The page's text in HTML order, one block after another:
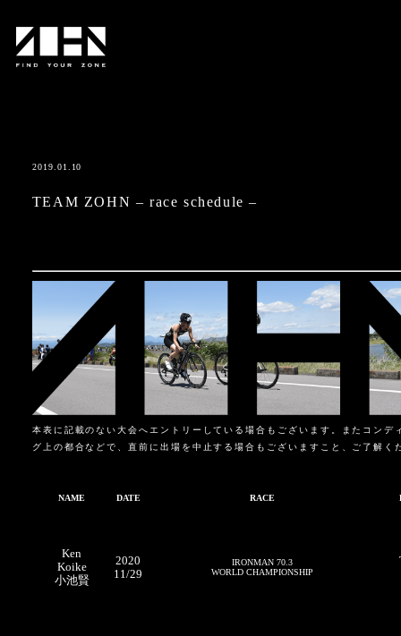
2019.01.10
TEAM ZOHN – race schedule –
本表に記載のない大会へエントリーしている場合もございます。またコンデ
グ上の都合などで、直前に出場を中止する場合もございますこと、ご了解く
NAME DATE RACE
Ken
Koike
小池賢
2020
11/29
IRONMAN 70.3
WORLD CHAMPIONSHIP